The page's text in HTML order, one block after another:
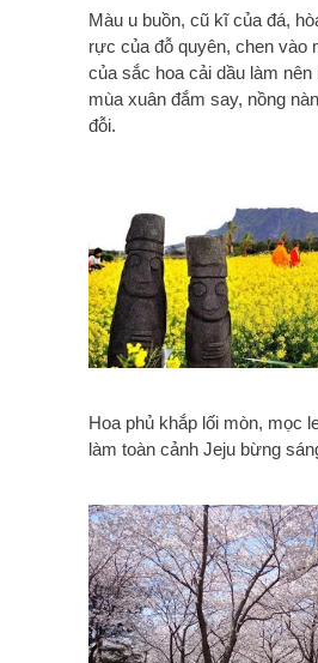
Màu u buồn, cũ kĩ của đá,
rực của đỗ quyên, chen vào
của sắc hoa cải dầu làm
mùa xuân đắm say, nồng
đỗi.
Hoa phủ khắp lối mòn, mọc
làm toàn cảnh Jeju bừng